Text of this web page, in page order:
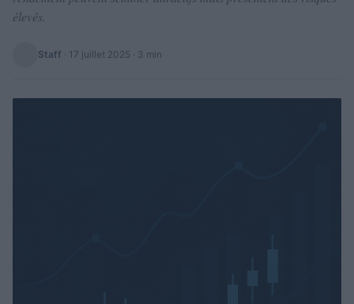
élevés.
Staff · 17 juillet 2025 · 3 min